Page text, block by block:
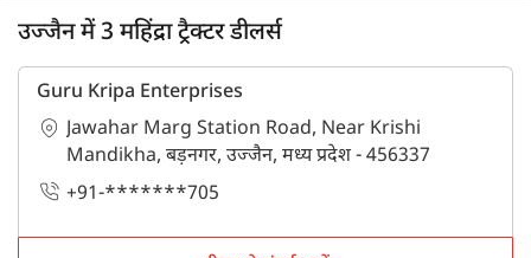
उज्जैन में 3 महिंद्रा ट्रैक्टर डीलर्स
Guru Kripa Enterprises
Jawahar Marg Station Road, Near Krishi
Mandikha, बड़नगर, उज्जैन, मध्य प्रदेश - 456337
+91-*******705